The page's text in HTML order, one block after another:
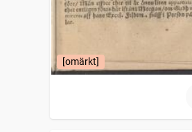
[omärkt]